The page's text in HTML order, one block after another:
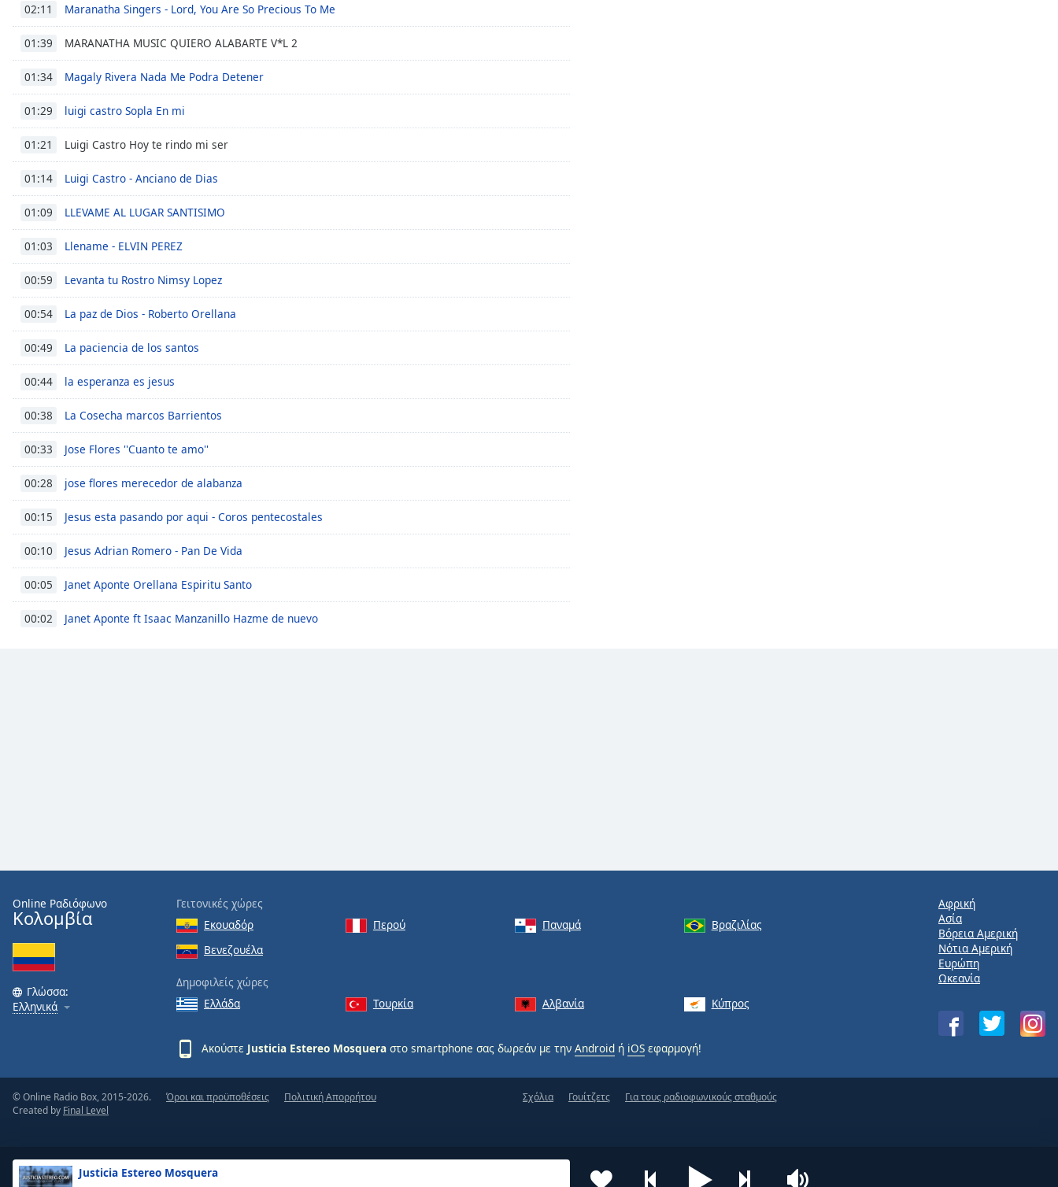
dialog
window.
Escape
cancel
close
window.
Text
Color
Opacity
Color
Opacity
Caption
Area
Background
Color
Opacity
Font
dialog
window.
Justicia Estereo Mosquera
02:11 Maranatha Singers - Lord, You Are So Precious To Me
01:39 MARANATHA MUSIC QUIERO ALABARTE V*L 2
01:34 Magaly Rivera Nada Me Podra Detener
01:29 luigi castro Sopla En mi
01:21 Luigi Castro Hoy te rindo mi ser
01:14 Luigi Castro - Anciano de Dias
01:09 LLEVAME AL LUGAR SANTISIMO
01:03 Llename - ELVIN PEREZ
00:59 Levanta tu Rostro Nimsy Lopez
00:54 La paz de Dios - Roberto Orellana
00:49 La paciencia de los santos
00:44 la esperanza es jesus
00:38 La Cosecha marcos Barrientos
00:33 Jose Flores ''Cuanto te amo''
00:28 jose flores merecedor de alabanza
00:15 Jesus esta pasando por aqui - Coros pentecostales
00:10 Jesus Adrian Romero - Pan De Vida
00:05 Janet Aponte Orellana Espiritu Santo
00:02 Janet Aponte ft Isaac Manzanillo Hazme de nuevo
Online Ραδιόφωνο
Κολομβία
Γλώσσα:
Ελληνικά
Γειτονικές χώρες
Εκουαδόρ
Περού Παναμά
Βραζιλίας
Βενεζουέλα
Δημοφιλείς χώρες
Ελλάδα
Τουρκία Αλβανία Κύπρος
Ακούστε Justicia Estereo Mosquera στο smartphone σας δωρεάν με την Android ή iOS εφαρμογή!
Αφρική
Ασία
Βόρεια Αμερική
Νότια Αμερική
Ευρώπη
Ωκεανία
© Online Radio Box, 2015-2026.
Created by Final Level
Όροι και προϋποθέσεις Πολιτική Απορρήτου Σχόλια Γουίτζετς Για τους ραδιοφωνικούς σταθμούς